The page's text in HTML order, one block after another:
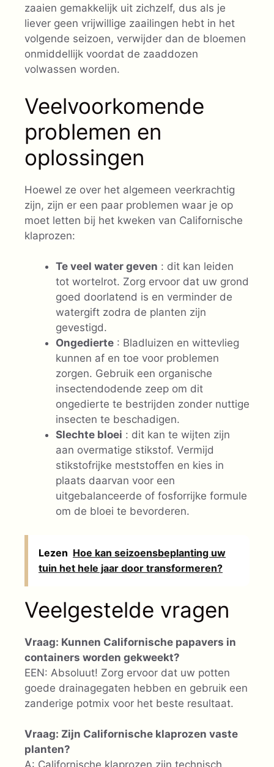
zaaien gemakkelijk uit zichzelf, dus als je
liever geen vrijwillige zaailingen hebt in het
volgende seizoen, verwijder dan de bloemen
onmiddellijk voordat de zaaddozen
volwassen worden.
Veelvoorkomende
problemen en
oplossingen
Hoewel ze over het algemeen veerkrachtig
zijn, zijn er een paar problemen waar je op
moet letten bij het kweken van Californische
klaprozen:
Te veel water geven : dit kan leiden
tot wortelrot. Zorg ervoor dat uw grond
goed doorlatend is en verminder de
watergift zodra de planten zijn
gevestigd.
Ongedierte : Bladluizen en wittevlieg
kunnen af en toe voor problemen
zorgen. Gebruik een organische
insectendodende zeep om dit
ongedierte te bestrijden zonder nuttige
insecten te beschadigen.
Slechte bloei : dit kan te wijten zijn
aan overmatige stikstof. Vermijd
stikstofrijke meststoffen en kies in
plaats daarvan voor een
uitgebalanceerde of fosforrijke formule
om de bloei te bevorderen.
Lezen Hoe kan seizoensbeplanting uw
tuin het hele jaar door transformeren?
Veelgestelde vragen
Vraag: Kunnen Californische papavers in
containers worden gekweekt?
EEN: Absoluut! Zorg ervoor dat uw potten
goede drainagegaten hebben en gebruik een
zanderige potmix voor het beste resultaat.
Vraag: Zijn Californische klaprozen vaste
planten?